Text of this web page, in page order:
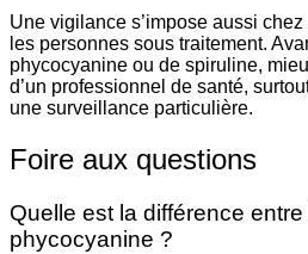
Une vigilance s’impose aussi
les personnes sous traitement.
phycocyanine ou de spiruline,
d’un professionnel de santé,
une surveillance particulière.
Foire aux questions
Quelle est la différence
phycocyanine ?